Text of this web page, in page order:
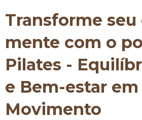
Transforme seu
mente com o
Pilates -
e Bem-estar em
Movimento